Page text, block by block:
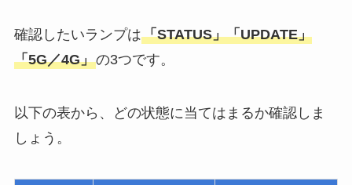
確認したいランプは「STATUS」「UPDATE」
「5G／4G」の3つです。
以下の表から、どの状態に当てはまるか確認しま
しょう。